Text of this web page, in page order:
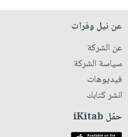
عن نيل وفرات
عن الشركة
سياسة الشركة
فيديوهات
انشر كتابك
حمّل iKitab